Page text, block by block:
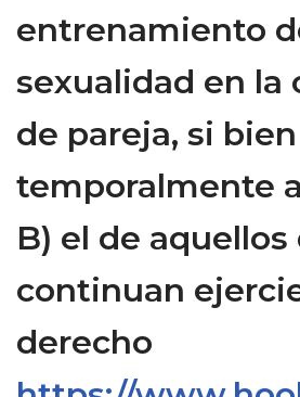
entrenamiento
sexualidad en la
de pareja, si
temporalmente
B) el de aquellos
continuan
derecho